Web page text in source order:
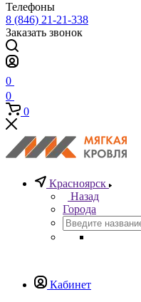
Телефоны
8 (846) 21-21-338
Заказать звонок
0
0
0
Красноярск
Назад
Города
Кабинет